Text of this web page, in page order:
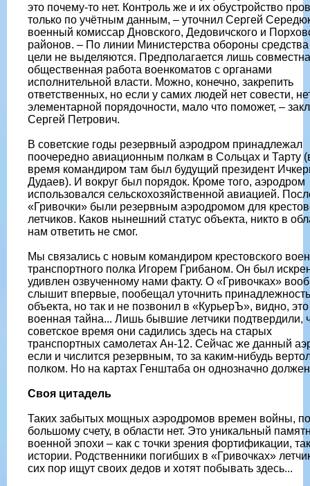
это почему-то нет. Контроль же и их обустройство
только по учётным данным, – уточнил Сергей
военный комиссар Дновского, Дедовичского и
районов. – По линии Министерства обороны средства
цели не выделяются. Предполагается лишь
общественная работа военкоматов с органами
исполнительной власти. Можно, конечно, закрепить
ответственных, но если у самих людей нет совести,
элементарной порядочности, мало что поможет, –
Сергей Петрович.
В советские годы резервный аэродром принадлежал
поочередно авиационным полкам в Сольцах и Тарту
время командиром там был будущий президент
Дудаев). И вокруг был порядок. Кроме того, аэродром
использовался сельскохозяйственной авиацией.
«Гривочки» были резервным аэродромом для
летчиков. Каков нынешний статус объекта, никто в
нам ответить не смог.
Мы связались с новым командиром крестовского
транспортного полка Игорем Грибаном. Он был
удивлен озвученному нами факту. О «Гривочках»
слышит впервые, пообещал уточнить принадлежность
объекта, но так и не позвонил в «КурьерЪ», видно, это
военная тайна... Лишь бывшие летчики подтвердили,
советское время они садились здесь на старых
транспортных самолетах Ан-12. Сейчас же данный
если и числится резервным, то за каким-нибудь
полком. Но на картах Генштаба он однозначно
Своя цитадель
Таких забытых мощных аэродромов времен войны, по
большому счету, в области нет. Это уникальный
военной эпохи – как с точки зрения фортификации,
истории. Родственники погибших в «Гривочках»
сих пор ищут своих дедов и хотят побывать здесь...